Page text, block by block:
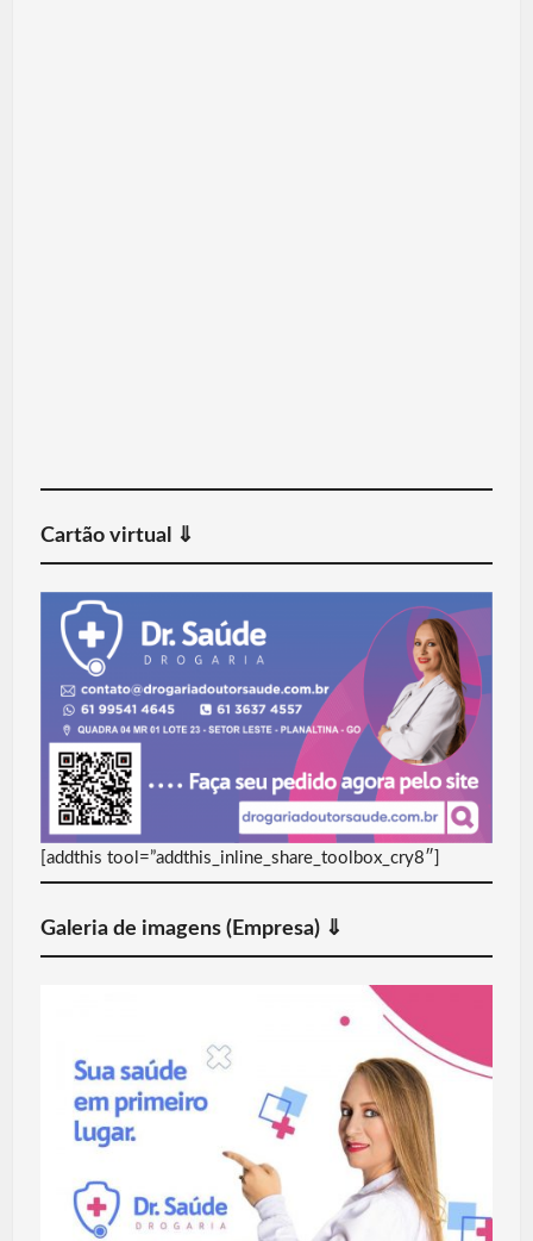
Cartão virtual ⇓
[addthis tool=”addthis_inline_share_toolbox_cry8″]
Galeria de imagens (Empresa) ⇓